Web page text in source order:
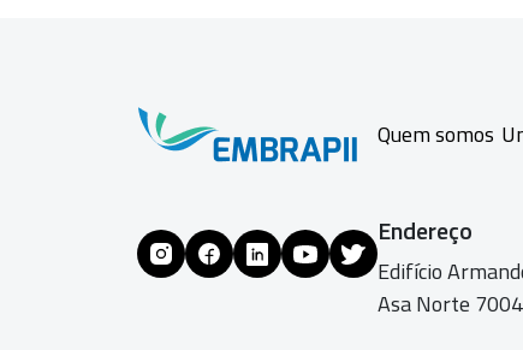
Quem somos
Endereço
Edifício
Asa Norte